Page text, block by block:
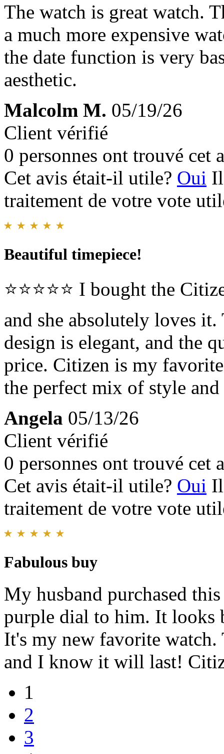
The watch is great watch.
a much more expensive
the date function is very
aesthetic.
Malcolm M. 05/19/26
Client vérifié
0 personnes ont trouvé cet
Cet avis était-il utile? Oui
traitement de votre vote
Beautiful timepiece!
⭐⭐⭐⭐⭐ I bought the
and she absolutely loves
design is elegant, and the
price. Citizen is my
the perfect mix of style
Angela 05/13/26
Client vérifié
0 personnes ont trouvé cet
Cet avis était-il utile? Oui
traitement de votre vote
Fabulous buy
My husband purchased
purple dial to him. It looks
It's my new favorite
and I know it will last!
1
2
3